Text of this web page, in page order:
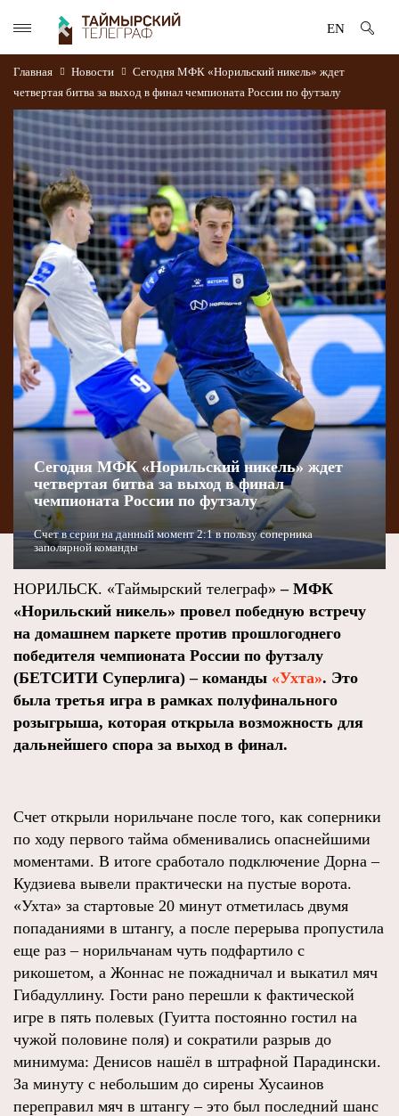
EN
Главная Новости
Сегодня МФК «Норильский никель» ждет
четвертая битва за выход в финал чемпионата России по футзалу
Сегодня МФК «Норильский никель» ждет
четвертая битва за выход в финал
чемпионата России по футзалу
Счет в серии на данный момент 2:1 в пользу соперника
заполярной команды
НОРИЛЬСК. «Таймырский телеграф»– МФК
«Норильский никель» провел победную встречу
на домашнем паркете против прошлогоднего
победителя чемпионата России по футзалу
(БЕТСИТИ Суперлига) – команды «Ухта». Это
была третья игра в рамках полуфинального
розыгрыша, которая открыла возможность для
дальнейшего спора за выход в финал.
Счет открыли норильчане после того, как соперники
по ходу первого тайма обменивались опаснейшими
моментами. В итоге сработало подключение Дорна –
Кудзиева вывели практически на пустые ворота.
«Ухта» за стартовые 20 минут отметилась двумя
попаданиями в штангу, а после перерыва пропустила
еще раз – норильчанам чуть подфартило с
рикошетом, а Жоннас не пожадничал и выкатил мяч
Гибадуллину. Гости рано перешли к фактической
игре в пять полевых (Гуитта постоянно гостил на
чужой половине поля) и сократили разрыв до
минимума: Денисов нашёл в штрафной Парадински.
За минуту с небольшим до сирены Хусаинов
переправил мяч в штангу – это был последний шанс